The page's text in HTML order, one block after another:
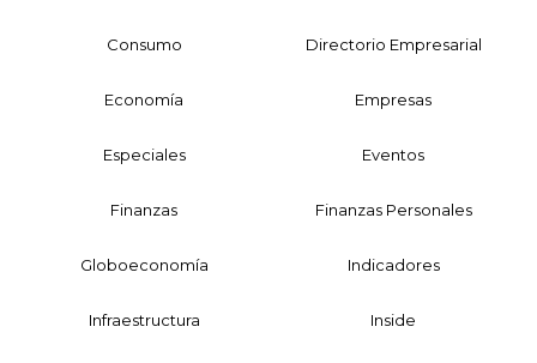
Consumo Directorio Empresarial
Economía Empresas
Especiales Eventos
Finanzas Finanzas Personales
Globoeconomía Indicadores
Infraestructura Inside